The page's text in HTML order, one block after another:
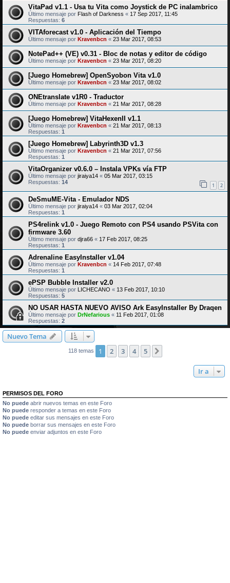
VitaPad v1.1 - Usa tu Vita como Joystick de PC inalambrico
Último mensaje por Flash of Darkness « 17 Sep 2017, 11:45
Respuestas: 6
VITAforecast v1.0 - Aplicación del Tiempo
Último mensaje por Kravenbcn « 23 Mar 2017, 08:53
NotePad++ (VE) v0.31 - Bloc de notas y editor de código
Último mensaje por Kravenbcn « 23 Mar 2017, 08:20
[Juego Homebrew] OpenSyobon Vita v1.0
Último mensaje por Kravenbcn « 23 Mar 2017, 08:02
ONEtranslate v1R0 - Traductor
Último mensaje por Kravenbcn « 21 Mar 2017, 08:28
[Juego Homebrew] VitaHexenII v1.1
Último mensaje por Kravenbcn « 21 Mar 2017, 08:13
Respuestas: 1
[Juego Homebrew] Labyrinth3D v1.3
Último mensaje por Kravenbcn « 21 Mar 2017, 07:56
Respuestas: 1
VitaOrganizer v0.6.0 – Instala VPKs vía FTP
Último mensaje por jiraiya14 « 05 Mar 2017, 03:15
Respuestas: 14 1 2
DeSmuME-Vita - Emulador NDS
Último mensaje por jiraiya14 « 03 Mar 2017, 02:04
Respuestas: 1
PS4relink v1.0 - Juego Remoto con PS4 usando PSVita con
firmware 3.60
Último mensaje por djra66 « 17 Feb 2017, 08:25
Respuestas: 1
Adrenaline EasyInstaller v1.04
Último mensaje por Kravenbcn « 14 Feb 2017, 07:48
Respuestas: 1
ePSP Bubble Installer v2.0
Último mensaje por LICHECANO « 13 Feb 2017, 10:10
Respuestas: 5
NO USAR HASTA NUEVO AVISO Ark EasyInstaller By Draqen
Último mensaje por DrNefarious « 11 Feb 2017, 01:08
Respuestas: 2
Nuevo Tema
118 temas 1 2 3 4 5
Ir a
PERMISOS DEL FORO
No puede abrir nuevos temas en este Foro
No puede responder a temas en este Foro
No puede editar sus mensajes en este Foro
No puede borrar sus mensajes en este Foro
No puede enviar adjuntos en este Foro